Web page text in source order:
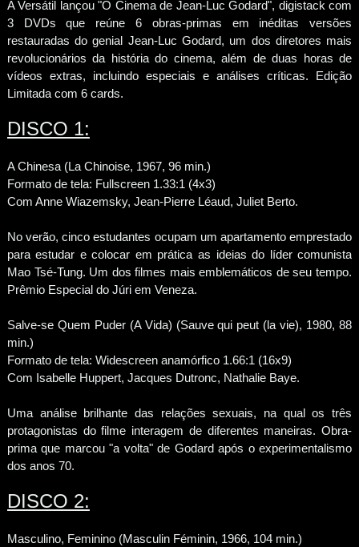
A Versátil lançou "O Cinema de Jean-Luc Godard", digistack com
3 DVDs que reúne 6 obras-primas em inéditas versões
restauradas do genial Jean-Luc Godard, um dos diretores mais
revolucionários da história do cinema, além de duas horas de
vídeos extras, incluindo especiais e análises críticas. Edição
Limitada com 6 cards.
DISCO 1:
A Chinesa (La Chinoise, 1967, 96 min.)
Formato de tela: Fullscreen 1.33:1 (4x3)
Com Anne Wiazemsky, Jean-Pierre Léaud, Juliet Berto.
No verão, cinco estudantes ocupam um apartamento emprestado
para estudar e colocar em prática as ideias do líder comunista
Mao Tsé-Tung. Um dos filmes mais emblemáticos de seu tempo.
Prêmio Especial do Júri em Veneza.
Salve-se Quem Puder (A Vida) (Sauve qui peut (la vie), 1980, 88
min.)
Formato de tela: Widescreen anamórfico 1.66:1 (16x9)
Com Isabelle Huppert, Jacques Dutronc, Nathalie Baye.
Uma análise brilhante das relações sexuais, na qual os três
protagonistas do filme interagem de diferentes maneiras. Obra-
prima que marcou "a volta" de Godard após o experimentalismo
dos anos 70.
DISCO 2:
Masculino, Feminino (Masculin Féminin, 1966, 104 min.)